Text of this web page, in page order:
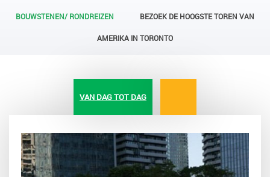
BOUWSTENEN/ RONDREIZEN BEZOEK DE HOOGSTE TOREN VAN
AMERIKA IN TORONTO
VAN DAG TOT DAG